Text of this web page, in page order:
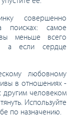
совершенно
поисках: самое
вы меньше всего
а если сердце
любовному
в отношениях -
другим человеком
Используйте
по назначению.